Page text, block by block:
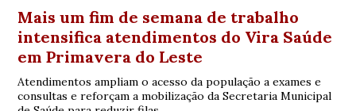
Mais um fim de semana de trabalho
intensifica atendimentos do Vira Saúde
em Primavera do Leste
Atendimentos ampliam o acesso da população a exames e
consultas e reforçam a mobilização da Secretaria Municipal